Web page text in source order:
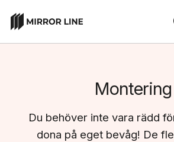
Montering
Du behöver inte vara rädd
dona på eget bevåg! De